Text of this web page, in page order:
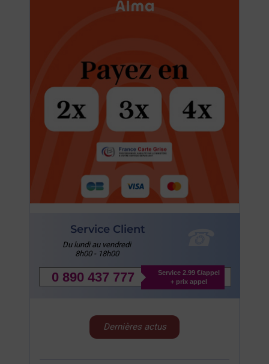
Service Client
Du lundi au vendredi
8h00 - 18h00
0 890 437 777
Service 2.99 €/appel
+ prix appel
Dernières actus